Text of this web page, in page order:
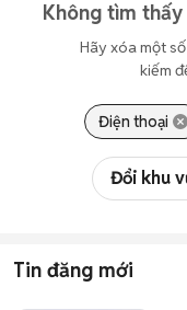
Không tìm
Hãy xóa một
kiếm
Điện thoại
Đổi khu
Tin đăng mới